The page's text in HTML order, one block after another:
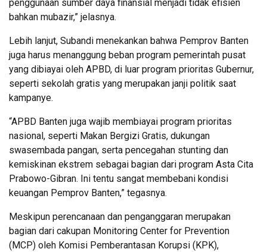
penggunaan sumber daya finansial menjadi tidak efisien
bahkan mubazir,” jelasnya.
Lebih lanjut, Subandi menekankan bahwa Pemprov Banten
juga harus menanggung beban program pemerintah pusat
yang dibiayai oleh APBD, di luar program prioritas Gubernur,
seperti sekolah gratis yang merupakan janji politik saat
kampanye.
“APBD Banten juga wajib membiayai program prioritas
nasional, seperti Makan Bergizi Gratis, dukungan
swasembada pangan, serta pencegahan stunting dan
kemiskinan ekstrem sebagai bagian dari program Asta Cita
Prabowo-Gibran. Ini tentu sangat membebani kondisi
keuangan Pemprov Banten,” tegasnya.
Meskipun perencanaan dan penganggaran merupakan
bagian dari cakupan Monitoring Center for Prevention
(MCP) oleh Komisi Pemberantasan Korupsi (KPK),